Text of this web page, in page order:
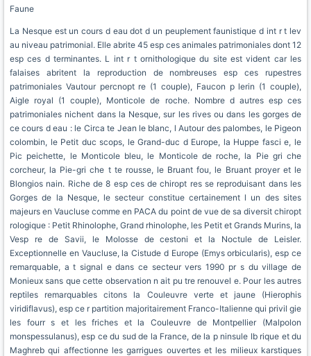
Faune
La Nesque est un cours d eau dot d un peuplement faunistique d int r t lev
au niveau patrimonial. Elle abrite 45 esp ces animales patrimoniales dont 12
esp ces d terminantes. L int r t ornithologique du site est vident car les
falaises abritent la reproduction de nombreuses esp ces rupestres
patrimoniales Vautour percnopt re (1 couple), Faucon p lerin (1 couple),
Aigle royal (1 couple), Monticole de roche. Nombre d autres esp ces
patrimoniales nichent dans la Nesque, sur les rives ou dans les gorges de
ce cours d eau : le Circa te Jean le blanc, l Autour des palombes, le Pigeon
colombin, le Petit duc scops, le Grand-duc d Europe, la Huppe fasci e, le
Pic peichette, le Monticole bleu, le Monticole de roche, la Pie gri che
corcheur, la Pie-gri che t te rousse, le Bruant fou, le Bruant proyer et le
Blongios nain. Riche de 8 esp ces de chiropt res se reproduisant dans les
Gorges de la Nesque, le secteur constitue certainement l un des sites
majeurs en Vaucluse comme en PACA du point de vue de sa diversit chiropt
rologique : Petit Rhinolophe, Grand rhinolophe, les Petit et Grands Murins, la
Vesp re de Savii, le Molosse de cestoni et la Noctule de Leisler.
Exceptionnelle en Vaucluse, la Cistude d Europe (Emys orbicularis), esp ce
remarquable, a t signal e dans ce secteur vers 1990 pr s du village de
Monieux sans que cette observation n ait pu tre renouvel e. Pour les autres
reptiles remarquables citons la Couleuvre verte et jaune (Hierophis
viridiflavus), esp ce r partition majoritairement Franco-Italienne qui privil gie
les fourr s et les friches et la Couleuvre de Montpellier (Malpolon
monspessulanus), esp ce du sud de la France, de la p ninsule Ib rique et du
Maghreb qui affectionne les garrigues ouvertes et les milieux karstiques